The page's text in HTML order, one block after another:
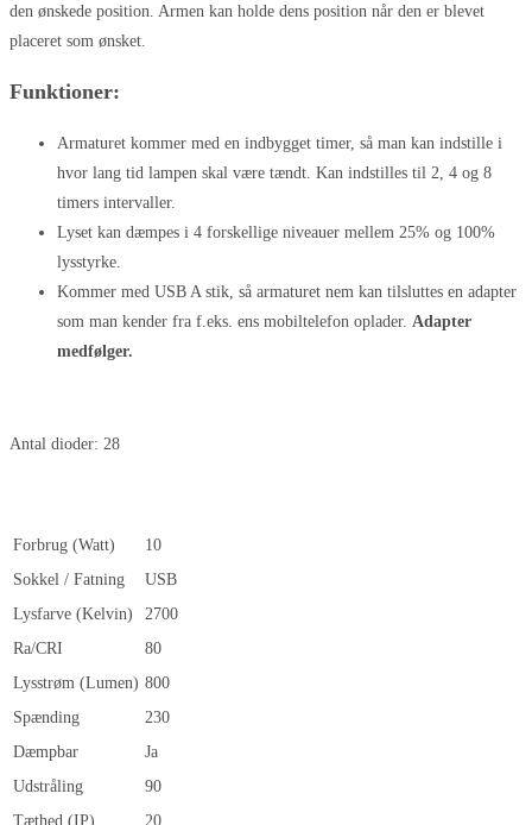
den ønskede position. Armen kan holde dens position når den er blevet
placeret som ønsket.
Funktioner:
Armaturet kommer med en indbygget timer, så man kan indstille i
hvor lang tid lampen skal være tændt. Kan indstilles til 2, 4 og 8
timers intervaller.
Lyset kan dæmpes i 4 forskellige niveauer mellem 25% og 100%
lysstyrke.
Kommer med USB A stik, så armaturet nem kan tilsluttes en adapter
som man kender fra f.eks. ens mobiltelefon oplader. Adapter
medfølger.
Antal dioder: 28
Forbrug (Watt)
10
Sokkel / Fatning
USB
Lysfarve (Kelvin)
2700
Ra/CRI
80
Lysstrøm (Lumen) 800
Spænding
230
Dæmpbar
Ja
Udstråling
90
Tæthed (IP)
20